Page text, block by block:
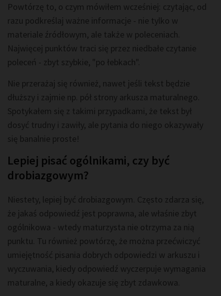
Powtórzę to, o czym mówiłem wcześniej: czytając, od
razu podkreślaj ważne informacje - nie tylko w
materiale źródłowym, ale także w poleceniach.
Najwięcej punktów traci się przez niedbałe czytanie
poleceń - zbyt szybkie, "po łebkach".
Nie przerażaj się również, nawet jeśli tekst będzie
dłuższy i zajmie np. pół strony arkusza maturalnego.
Spotykałem się z takimi przypadkami, że tekst był
dosyć trudny i zawiły, ale pytania do niego okazywały
się banalnie proste!
Lepiej pisać ogólnikami, czy być
drobiazgowym?
Niestety, lepiej być drobiazgowym. Często zdarza się,
że jakaś odpowiedź jest poprawna, ale właśnie zbyt
ogólnikowa - wtedy maturzysta nie otrzyma za nią
punktu. Tu również powtórzę, że można przećwiczyć
umiejętność pisania dobrych odpowiedzi w arkuszu i
wyczuwania, kiedy odpowiedź wyczerpuje wymagania
maturalne, a kiedy okazuje się zbyt zdawkowa.